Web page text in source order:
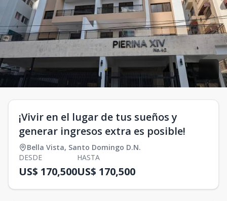
¡Vivir en el lugar de tus sueños y
generar ingresos extra es posible!
Bella Vista, Santo Domingo D.N.
DESDE
US$ 170,500
HASTA
US$ 170,500